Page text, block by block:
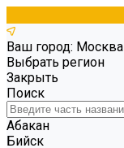
Ваш город: Москва
Выбрать регион
Закрыть
Поиск
Абакан
Бийск